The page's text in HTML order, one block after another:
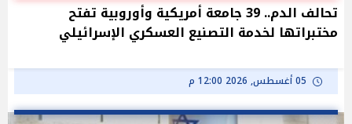
تحالف الدم.. 39 جامعة أمريكية وأوروبية تفتح
مختبراتها لخدمة التصنيع العسكري الإسرائيلي
05 أغسطس, 2026 12:00 م